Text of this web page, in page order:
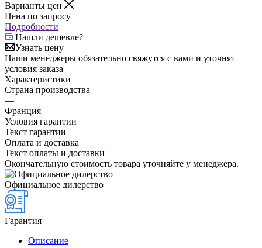
Варианты цен
Цена по запросу
Подробности
Нашли дешевле?
Узнать цену
Наши менеджеры обязательно свяжутся с вами и уточнят
условия заказа
Характеристики
Страна производства
—
Франция
Условия гарантии
Текст гарантии
Оплата и доставка
Текст оплаты и доставки
Окончательную стоимость товара уточняйте у менеджера.
Официальное дилерство
Гарантия
Описание